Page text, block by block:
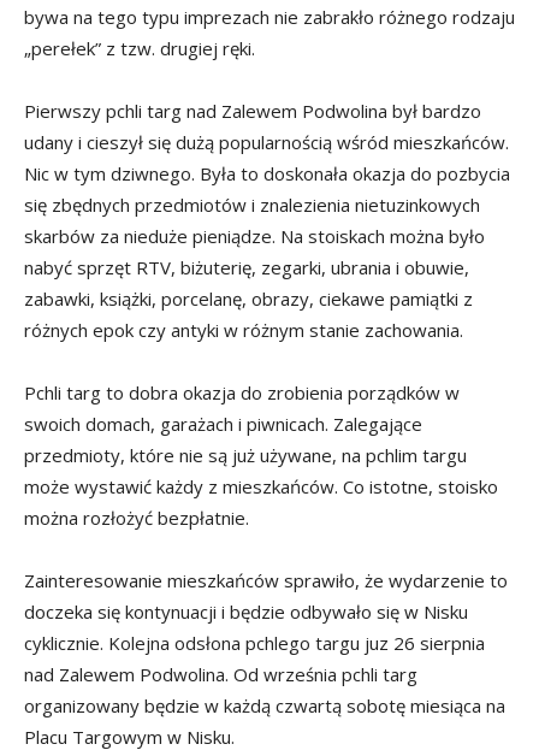
bywa na tego typu imprezach nie zabrakło różnego rodzaju
„perełek” z tzw. drugiej ręki.
Pierwszy pchli targ nad Zalewem Podwolina był bardzo
udany i cieszył się dużą popularnością wśród mieszkańców.
Nic w tym dziwnego. Była to doskonała okazja do pozbycia
się zbędnych przedmiotów i znalezienia nietuzinkowych
skarbów za nieduże pieniądze. Na stoiskach można było
nabyć sprzęt RTV, biżuterię, zegarki, ubrania i obuwie,
zabawki, książki, porcelanę, obrazy, ciekawe pamiątki z
różnych epok czy antyki w różnym stanie zachowania.
Pchli targ to dobra okazja do zrobienia porządków w
swoich domach, garażach i piwnicach. Zalegające
przedmioty, które nie są już używane, na pchlim targu
może wystawić każdy z mieszkańców. Co istotne, stoisko
można rozłożyć bezpłatnie.
Zainteresowanie mieszkańców sprawiło, że wydarzenie to
doczeka się kontynuacji i będzie odbywało się w Nisku
cyklicznie. Kolejna odsłona pchlego targu juz 26 sierpnia
nad Zalewem Podwolina. Od września pchli targ
organizowany będzie w każdą czwartą sobotę miesiąca na
Placu Targowym w Nisku.